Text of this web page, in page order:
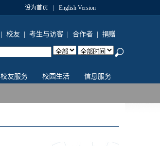
设为首页 English Version
校友 考生与访客 合作者 捐赠
校友服务 校园生活 信息服务